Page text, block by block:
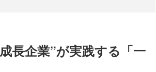
長企業”が実践する「一